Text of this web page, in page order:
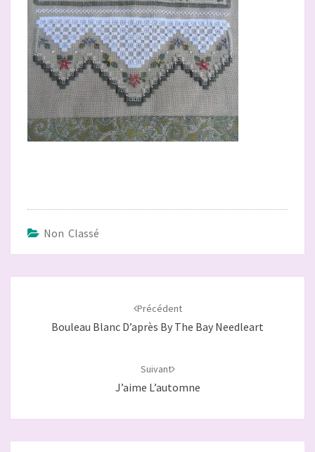
Non Classé
Précédent
Bouleau Blanc D’après By The Bay Needleart
Suivant
J’aime L’automne